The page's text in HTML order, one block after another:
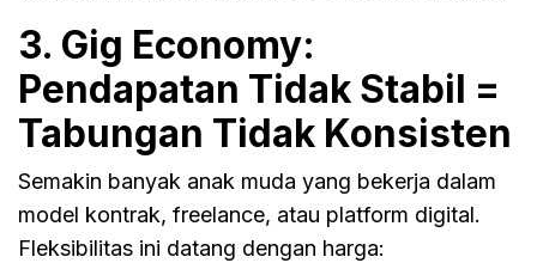
3. Gig Economy:
Pendapatan Tidak Stabil =
Tabungan Tidak Konsisten
Semakin banyak anak muda yang bekerja dalam
model kontrak, freelance, atau platform digital.
Fleksibilitas ini datang dengan harga: